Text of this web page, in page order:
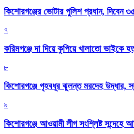
কিশোরগঞ্জের ভোটার পুলিশ প্রধান, দিবেন
৭
করিমগঞ্জে দা দিয়ে কুপিয়ে খালাতো ভাইকে
৮
কিশোরগঞ্জে গৃহবধূর ঝুলন্ত মরদেহ উদ্ধার,
৯
কিশোরগঞ্জে আওয়ামী লীগ সংশ্লিষ্ট সন্দেহে